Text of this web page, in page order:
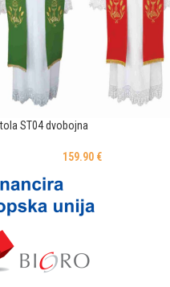
ST04 dvobojna
159.90 €